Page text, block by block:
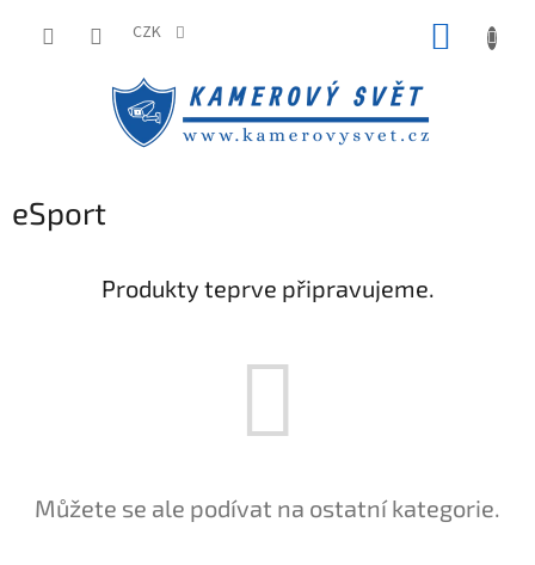
CZK
eSport
Produkty teprve připravujeme.
Můžete se ale podívat na ostatní kategorie.